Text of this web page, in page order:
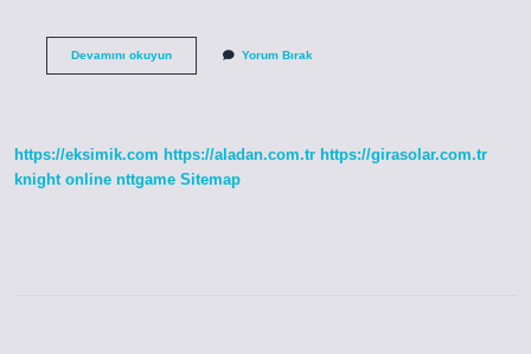
Devamını okuyunMeddi
Yorum Bırak
https://eksimik.com https://aladan.com.tr https://girasolar.com.tr
knight online nttgame Sitemap